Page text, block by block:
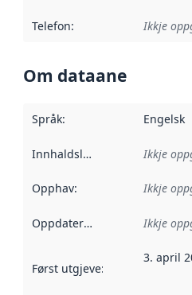
Telefon: Ikkje
Om dataane
Språk: Engelsk
Innhaldsleverandørar :
Ikkje
Opphav: Ikkje
Oppdateringsfrekvens :
Ikkje
Først utgjeve: Denne
3. april